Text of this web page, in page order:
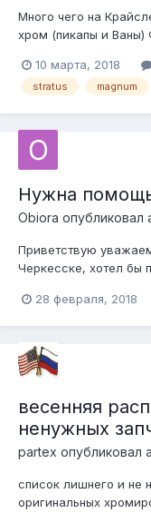
Много чего на
хром (пикапы и Ваны)
вентиляторы,
Наполнители и
10 марта, 2018
stratus magnum
Нужна
Obiora опубликовал
Приветствую
Черкесске, хотел бы
1091093099).
28 февраля, 2018
весенняя
ненужных
partex опубликовал
список лишнего и не
оригинальных